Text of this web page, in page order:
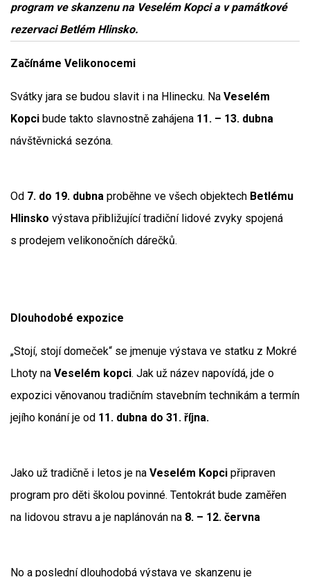
program ve skanzenu na Veselém Kopci a v památkové
rezervaci Betlém Hlinsko.
Začínáme Velikonocemi
Svátky jara se budou slavit i na Hlinecku. Na Veselém
Kopci bude takto slavnostně zahájena 11. – 13. dubna
návštěvnická sezóna.
Od 7. do 19. dubna proběhne ve všech objektech Betlému
Hlinsko výstava přibližující tradiční lidové zvyky spojená
s prodejem velikonočních dárečků.
Dlouhodobé expozice
„Stojí, stojí domeček“ se jmenuje výstava ve statku z Mokré
Lhoty na Veselém kopci. Jak už název napovídá, jde o
expozici věnovanou tradičním stavebním technikám a termín
jejího konání je od 11. dubna do 31. října.
Jako už tradičně i letos je na Veselém Kopci připraven
program pro děti školou povinné. Tentokrát bude zaměřen
na lidovou stravu a je naplánován na 8. – 12. června
No a poslední dlouhodobá výstava ve skanzenu je